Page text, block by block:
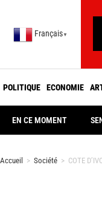
Français ▼
POLITIQUE ECONOMIE
EN CE MOMENT
Accueil > Société > COTE